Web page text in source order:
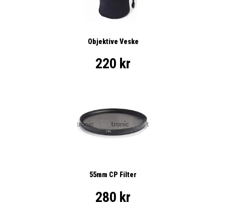
Objektive Veske
220 kr
55mm CP Filter
280 kr